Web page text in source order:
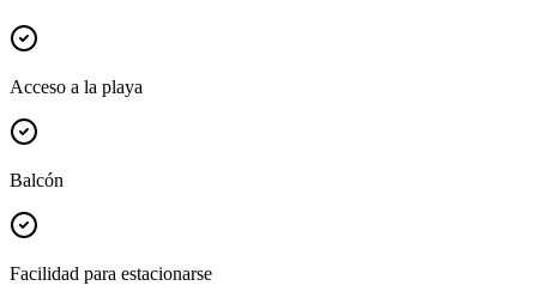
Acceso a la playa
Balcón
Facilidad para estacionarse